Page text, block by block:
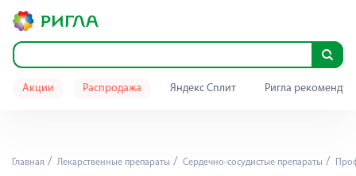
Акции Распродажа Яндекс Сплит Ригла
Главная Лекарственные препараты Сердечно-сосудистые препараты